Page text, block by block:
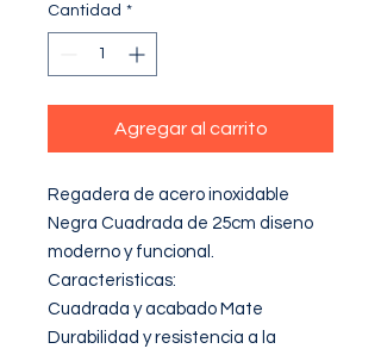
Cantidad *
Agregar al carrito
Regadera de acero inoxidable
Negra Cuadrada de 25cm diseno
moderno y funcional.
Caracteristicas:
Cuadrada y acabado Mate
Durabilidad y resistencia a la